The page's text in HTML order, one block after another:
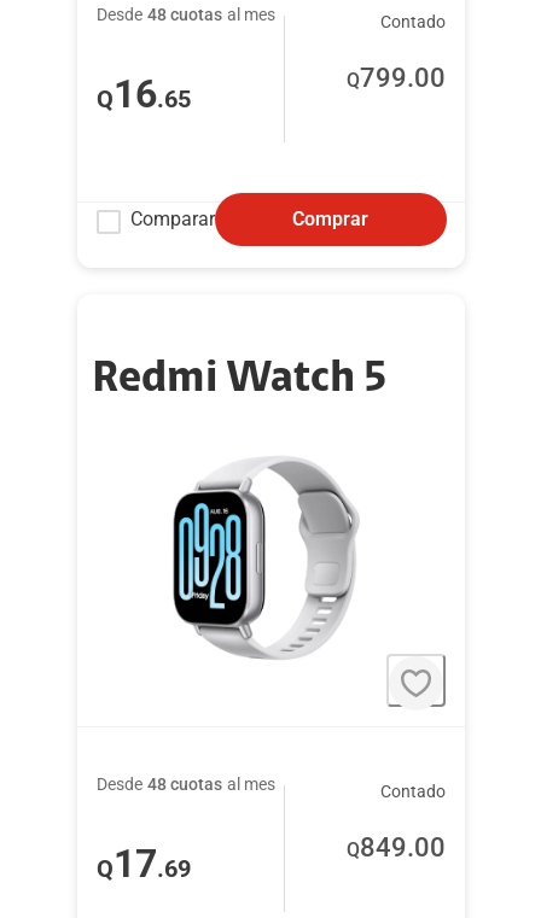
Desde 48 cuotas al mes
Q16.65
Contado
Q799.00
Comparar Comprar
Redmi Watch 5
Desde 48 cuotas al mes
Q17.69
Contado
Q849.00